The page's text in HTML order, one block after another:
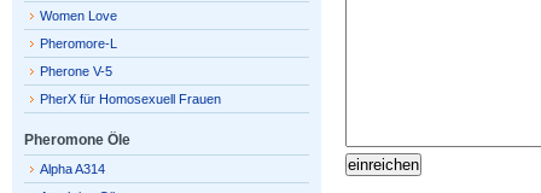
Women Love
Pheromore-L
Pherone V-5
PherX für Homosexuell Frauen
Pheromone Öle
Alpha A314